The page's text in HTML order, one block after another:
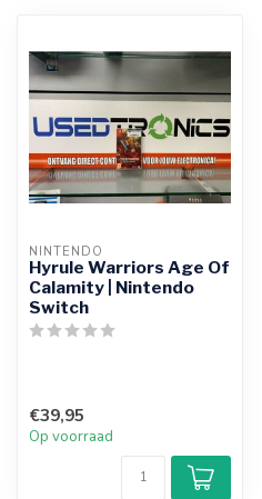
NINTENDO
Hyrule Warriors Age Of
Calamity | Nintendo
Switch
€39,95
Op voorraad